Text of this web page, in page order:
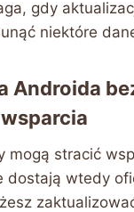
gdy
niektóre
Androida
mogą stracić
dostają wtedy